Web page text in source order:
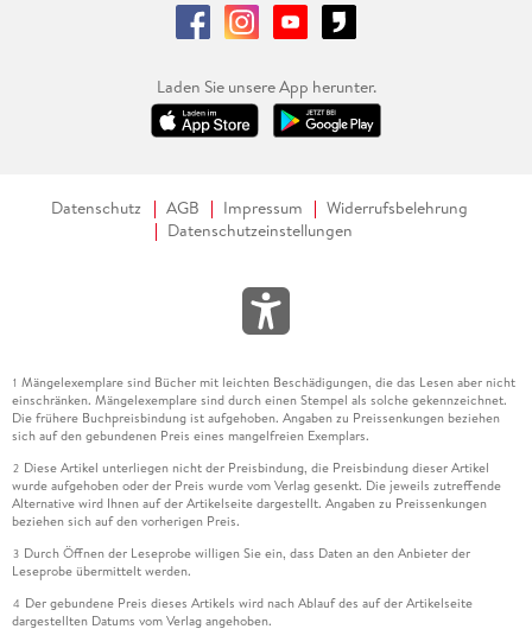
Laden Sie unsere App herunter.
Datenschutz AGB Impressum
Widerrufsbelehrung
Datenschutzeinstellungen
1 Mängelexemplare sind Bücher mit leichten Beschädigungen, die das Lesen aber nicht
einschränken. Mängelexemplare sind durch einen Stempel als solche gekennzeichnet.
Die frühere Buchpreisbindung ist aufgehoben. Angaben zu Preissenkungen beziehen
sich auf den gebundenen Preis eines mangelfreien Exemplars.
2 Diese Artikel unterliegen nicht der Preisbindung, die Preisbindung dieser Artikel
wurde aufgehoben oder der Preis wurde vom Verlag gesenkt. Die jeweils zutreffende
Alternative wird Ihnen auf der Artikelseite dargestellt. Angaben zu Preissenkungen
beziehen sich auf den vorherigen Preis.
3 Durch Öffnen der Leseprobe willigen Sie ein, dass Daten an den Anbieter der
Leseprobe übermittelt werden.
4 Der gebundene Preis dieses Artikels wird nach Ablauf des auf der Artikelseite
dargestellten Datums vom Verlag angehoben.